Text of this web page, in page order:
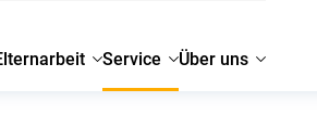
Service Über uns